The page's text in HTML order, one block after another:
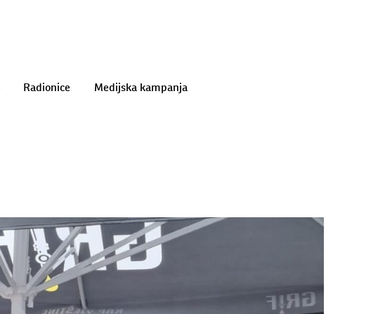
Radionice Medijska kampanja